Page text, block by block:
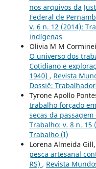
nos arquivos da
Federal de
v. 6 n. 12 (2014):
indígenas
Olivia M M
O universo dos
Cotidiano e
1940) , Revista
Dossiê:
Tyrone Apollo
trabalho forçado
secas da passagem
Trabalho: v. 8 n. 15
Trabalho (I)
Lorena Almeida Gill,
pesca artesanal
RS) , Revista